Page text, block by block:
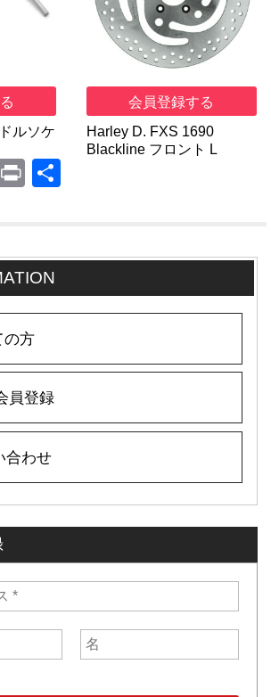
ルソケ
会員登録する
Harley D. FXS 1690
Blackline フロント L
Li
Pr
の方
員登録
合わせ